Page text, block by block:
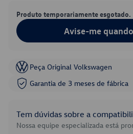
Produto temporariamente esgotado.
Avise-me
Peça Original Volkswagen
Garantia de 3 meses de fábrica
Tem dúvidas sobre a
Nossa equipe especializada está